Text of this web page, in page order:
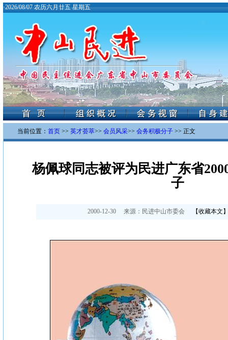
·2026/08/07 农历六月廿五 星期五
当前位置： 首页 >> 英才荟萃>> 会员风采>> 会务积极分子 >> 正文
杨佩球同志被评为民进广东省
子
2000-12-30 来源： 民进中山市委会 【收藏本文